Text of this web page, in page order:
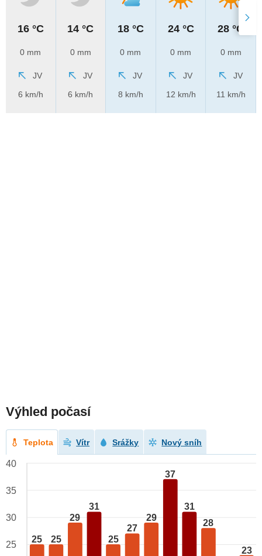
16 °C
0 mm
JV
6 km/h
14 °C
0 mm
JV
6 km/h
18 °C
0 mm
JV
8 km/h
24 °C
0 mm
JV
12 km/h
28 °C
0 mm
JV
11 km/h
Výhled počasí
Teplota Vítr Srážky Nový sníh
25 25
29
31
25
27
29
37
31
28
23
40
35
30
25